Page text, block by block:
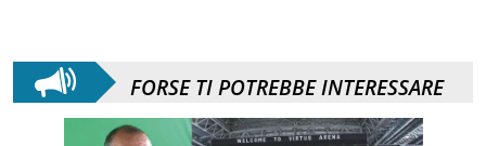
FORSE TI POTREBBE INTERESSARE